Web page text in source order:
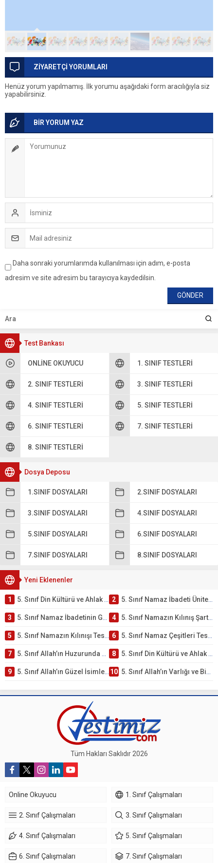
Test Bankası
ONLINE OKUYUCU 1. SINIF TESTLERI
2. SINIF TESTLERI 3. SINIF TESTLERI
4. SINIF TESTLERI 5. SINIF TESTLERI
6. SINIF TESTLERI 7. SINIF TESTLERI
8. SINIF TESTLERI
Dosya Deposu
1.SINIF DOSYALARI 2.SINIF DOSYALARI
3.SINIF DOSYALARI 4.SINIF DOSYALARI
5.SINIF DOSYALARI 6.SINIF DOSYALARI
7.SINIF DOSYALARI 8.SINIF DOSYALARI
Yeni Eklenenler
1 5. Sınıf Din Kültürü ve Ahlak Bilgisi 2. Ünite: Namaz İbadeti Çalışmaları 2 5. Sınıf Namaz İbadeti Ünite Testi – Online Çöz
3 5. Sınıf Namaz İbadetinin Getirdiği Faydalar Testi 4 5. Sınıf Namazın Kılınış Şartları Testi
5 5. Sınıf Namazın Kılınışı Testi – Online Çöz 6 5. Sınıf Namaz Çeşitleri Testi – Online Çöz
7 5. Sınıf Allah’ın Huzurunda Olmak – Namaz İbadeti Testi 8 5. Sınıf Din Kültürü ve Ahlak Bilgisi 1. Ünite: Allah İnancı Çalışmaları
9 5. Sınıf Allah’ın Güzel İsimleri Testi – Online Çöz 10 5. Sınıf Allah’ın Varlığı ve Birliği Testi – Online Çöz
ZİYARETÇİ YORUMLARI
Henüz yorum yapılmamış. İlk yorumu aşağıdaki form aracılığıyla siz
yapabilirsiniz.
BİR YORUM YAZ
Daha sonraki yorumlarımda kullanılması için adım, e-posta
adresim ve site adresim bu tarayıcıya kaydedilsin.
Tüm Hakları Saklıdır 2026
Online Okuyucu 1. Sınıf Çalışmaları
2. Sınıf Çalışmaları 3. Sınıf Çalışmaları
4. Sınıf Çalışmaları 5. Sınıf Çalışmaları
6. Sınıf Çalışmaları 7. Sınıf Çalışmaları